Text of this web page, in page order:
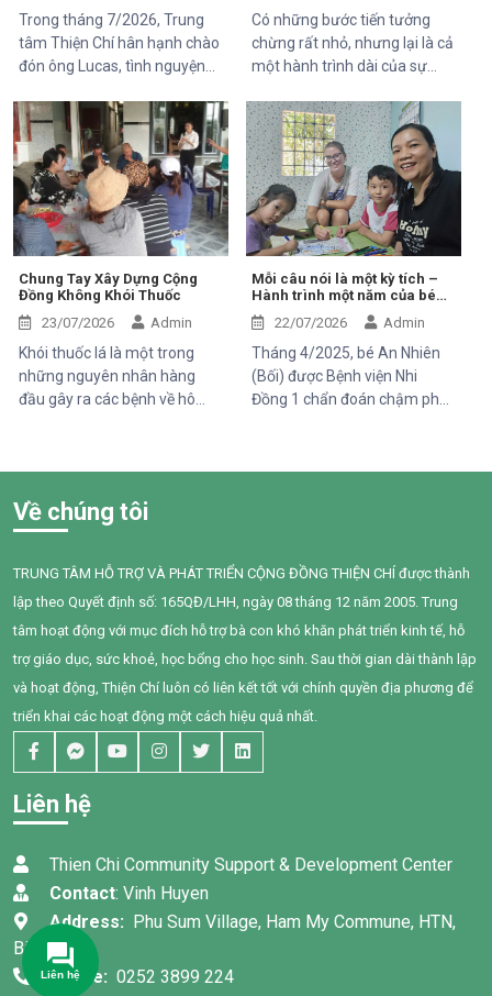
Ruộng và Hàm Kiệm, tỉnh
Lâm Đồng.
Trong tháng 7/2026, Trung
tâm Thiện Chí hân hạnh chào
đón ông Lucas, tình nguyện
chuyến thăm và trải nghiệm
các hoạt động của dự án do
Mekong Plus tài trợ tại địa
phương.
Có những bước tiến tưởng
chừng rất nhỏ, nhưng lại là cả
một hành trình dài của sự
vọng. Hân, cô bé 5 tuổi với nụ
cười trong trẻo, đã đến với
Trung tâm trong những ngày
đầu mang theo rất nhiều thử
thách. Ngay từ khi chào đời,
em phải đối mặt với nhiều vấn
đề về sức khỏe, khiến quá
trình phát triển chậm hơn so
với các bạn cùng trang lứa.
Những điều tưởng như rất
bình thường đối với một đứa
trẻ lại là những cột mốc đầy
gian nan đối với em.
Chung Tay Xây Dựng Cộng
Đồng Không Khói Thuốc
23/07/2026
Admin
Khói thuốc lá là một trong
những nguyên nhân hàng
đầu gây ra các bệnh về hô
người hút thuốc bị ảnh hưởng
đặc biệt là trẻ em, phụ nữ
mang thai và người cao tuổi,
cũng phải đối mặt với nhiều
nguy cơ sức khỏe do hít phải
khói thuốc thụ động.
Mỗi câu nói là một kỳ tích –
Hành trình một năm của bé
An Nhiên (Bối)
22/07/2026 Admin
Tháng 4/2025, bé An Nhiên
(Bối) được Bệnh viện Nhi
Đồng 1 chẩn đoán chậm phát
gặp nhiều khó khăn trong
đồng hành tận tâm của các
cô giáo, sự kiên trì của gia
đình và nỗ lực không ngừng
của chính Bối, em đã có
những bước tiến đầy tự hào.
Về chúng tôi
TRUNG TÂM HỖ TRỢ VÀ PHÁT TRIỂN CỘNG ĐỒNG THIỆN CHÍ được thành
lập theo Quyết định số: 165QĐ/LHH, ngày 08 tháng 12 năm 2005. Trung
tâm hoạt động với mục đích hỗ trợ bà con khó khăn phát triển kinh tế, hỗ
trợ giáo dục, sức khoẻ, học bổng cho học sinh. Sau thời gian dài thành lập
và hoạt động, Thiện Chí luôn có liên kết tốt với chính quyền địa phương để
triển khai các hoạt động một cách hiệu quả nhất.
Liên hệ
Thien Chi Community Support & Development Center
Contact: Vinh Huyen
Address: Phu Sum Village, Ham My Commune, HTN,
Binh Thuan
Phone: 0252 3899 224